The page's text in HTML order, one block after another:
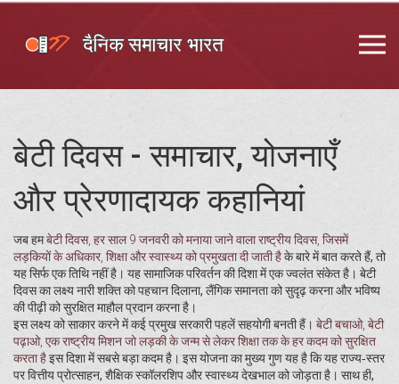
बेटी दिवस - समाचार, योजनाएँ
और प्रेरणादायक कहानियां
जब हमबेटी दिवस, हर साल 9 जनवरी को मनाया जाने वाला राष्ट्रीय दिवस, जिसमें
लड़कियों के अधिकार, शिक्षा और स्वास्थ्य को प्रमुखता दी जाती हैके बारे में बात करते हैं, तो
यह सिर्फ एक तिथि नहीं है। यह सामाजिक परिवर्तन की दिशा में एक ज्वलंत संकेत है। बेटी
दिवस का लक्ष्य नारी शक्ति को पहचान दिलाना, लैंगिक समानता को सुदृढ़ करना और भविष्य
की पीढ़ी को सुरक्षित माहौल प्रदान करना है।
इस लक्ष्य को साकार करने में कई प्रमुख सरकारी पहलें सहयोगी बनती हैं। बेटी बचाओ, बेटी
पढ़ाओ, एक राष्ट्रीय मिशन जो लड़की के जन्म से लेकर शिक्षा तक के हर कदम को सुरक्षित
करता हैइस दिशा में सबसे बड़ा कदम है। इस योजना का मुख्य गुण यह है कि यह राज्य‑स्तर
पर वित्तीय प्रोत्साहन, शैक्षिक स्कॉलरशिप और स्वास्थ्य देखभाल को जोड़ता है। साथ ही,